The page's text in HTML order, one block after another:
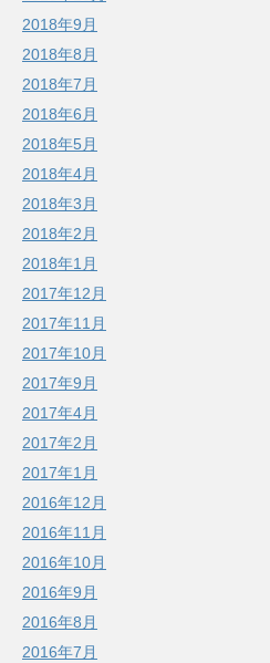
2018年9月
2018年8月
2018年7月
2018年6月
2018年5月
2018年4月
2018年3月
2018年2月
2018年1月
2017年12月
2017年11月
2017年10月
2017年9月
2017年4月
2017年2月
2017年1月
2016年12月
2016年11月
2016年10月
2016年9月
2016年8月
2016年7月